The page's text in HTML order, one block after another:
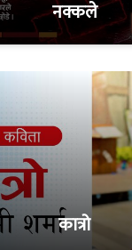
नक्कले
कात्रो